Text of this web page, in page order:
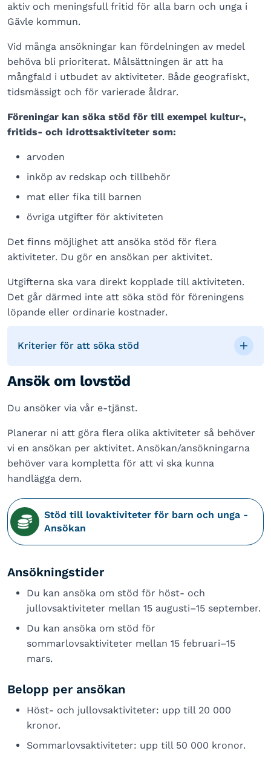
aktiv och meningsfull fritid för alla barn och unga i
Gävle kommun.
Vid många ansökningar kan fördelningen av medel
behöva bli prioriterat. Målsättningen är att ha
mångfald i utbudet av aktiviteter. Både geografiskt,
tidsmässigt och för varierade åldrar.
Föreningar kan söka stöd för till exempel kultur-,
fritids- och idrottsaktiviteter som:
arvoden
inköp av redskap och tillbehör
mat eller fika till barnen
övriga utgifter för aktiviteten
Det finns möjlighet att ansöka stöd för flera
aktiviteter. Du gör en ansökan per aktivitet.
Utgifterna ska vara direkt kopplade till aktiviteten.
Det går därmed inte att söka stöd för föreningens
löpande eller ordinarie kostnader.
Kriterier för att söka stöd
Ansök om lovstöd
Du ansöker via vår e-tjänst.
Planerar ni att göra flera olika aktiviteter så behöver
vi en ansökan per aktivitet. Ansökan/ansökningarna
behöver vara kompletta för att vi ska kunna
handlägga dem.
Stöd till lovaktiviteter för barn och unga -
Ansökan
Ansökningstider
Du kan ansöka om stöd för höst- och
jullovsaktiviteter mellan 15 augusti–15 september.
Du kan ansöka om stöd för
sommarlovsaktiviteter mellan 15 februari–15
mars.
Belopp per ansökan
Höst- och jullovsaktiviteter: upp till 20 000
kronor.
Sommarlovsaktiviteter: upp till 50 000 kronor.